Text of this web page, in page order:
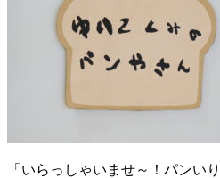
「いらっしゃいませ～！パンい